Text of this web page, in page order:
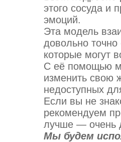
этого сосуда и
эмоций.
Эта модель
довольно
которые могут
С её помощью
изменить свою
недоступных
Если вы не
рекомендуем
лучше — очень
Мы будем